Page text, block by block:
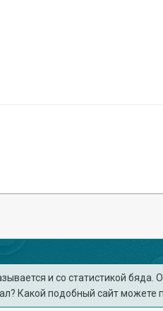
и со статистикой бяда.
Какой подобный сайт можете